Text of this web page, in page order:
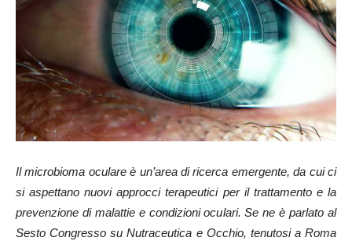
Il microbioma oculare è un’area di ricerca emergente, da cui ci
si aspettano nuovi approcci terapeutici per il trattamento e la
prevenzione di malattie e condizioni oculari. Se ne è parlato al
Sesto Congresso su Nutraceutica e Occhio, tenutosi a Roma